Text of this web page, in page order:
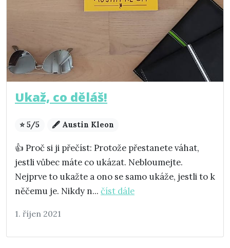
Ukaž, co děláš!
⭐ 5/5 🖋️ Austin Kleon
👍 Proč si ji přečíst: Protože přestanete váhat,
jestli vůbec máte co ukázat. Nebloumejte.
Nejprve to ukažte a ono se samo ukáže, jestli to k
něčemu je. Nikdy n... číst dále
1. říjen 2021